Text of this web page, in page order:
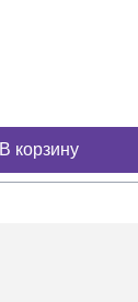
В корзину